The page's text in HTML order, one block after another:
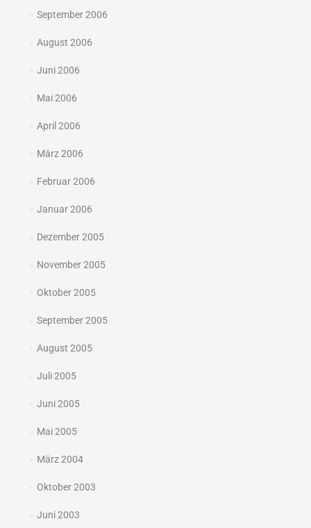
September 2006
August 2006
Juni 2006
Mai 2006
April 2006
März 2006
Februar 2006
Januar 2006
Dezember 2005
November 2005
Oktober 2005
September 2005
August 2005
Juli 2005
Juni 2005
Mai 2005
März 2004
Oktober 2003
Juni 2003